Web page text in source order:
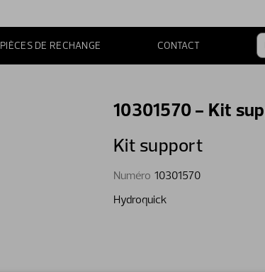
PIÈCES DE RECHANGE CONTACT
10301570 - Kit
Kit support
Numéro 10301570
Hydroquick